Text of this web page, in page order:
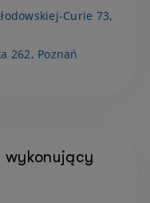
Curie 73,
262, Poznań
wykonujący